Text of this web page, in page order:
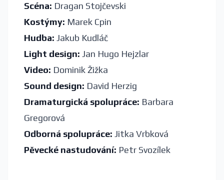
Scéna: Dragan Stojčevski
Kostýmy: Marek Cpin
Hudba: Jakub Kudláč
Light design: Jan Hugo Hejzlar
Video: Dominik Žižka
Sound design: David Herzig
Dramaturgická spolupráce: Barbara
Gregorová
Odborná spolupráce: Jitka Vrbková
Pěvecké nastudování: Petr Svozílek